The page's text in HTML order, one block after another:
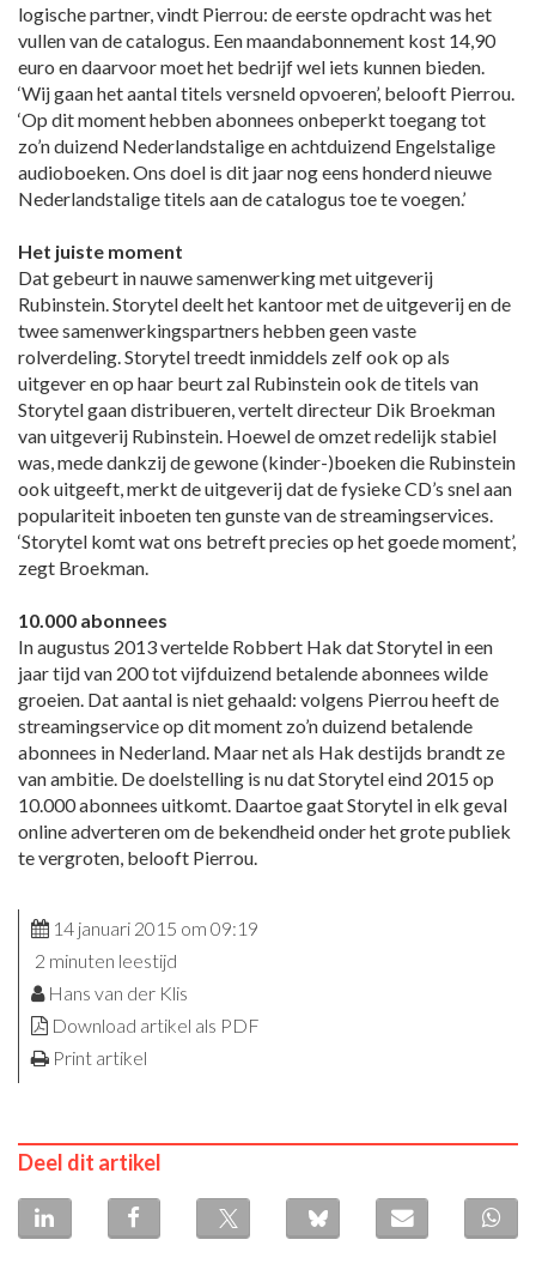
logische partner, vindt Pierrou: de eerste opdracht was het
vullen van de catalogus. Een maandabonnement kost 14,90
euro en daarvoor moet het bedrijf wel iets kunnen bieden.
‘Wij gaan het aantal titels versneld opvoeren’, belooft Pierrou.
‘Op dit moment hebben abonnees onbeperkt toegang tot
zo’n duizend Nederlandstalige en achtduizend Engelstalige
audioboeken. Ons doel is dit jaar nog eens honderd nieuwe
Nederlandstalige titels aan de catalogus toe te voegen.’
Het juiste moment
Dat gebeurt in nauwe samenwerking met uitgeverij
Rubinstein. Storytel deelt het kantoor met de uitgeverij en de
twee samenwerkingspartners hebben geen vaste
rolverdeling. Storytel treedt inmiddels zelf ook op als
uitgever en op haar beurt zal Rubinstein ook de titels van
Storytel gaan distribueren, vertelt directeur Dik Broekman
van uitgeverij Rubinstein. Hoewel de omzet redelijk stabiel
was, mede dankzij de gewone (kinder-)boeken die Rubinstein
ook uitgeeft, merkt de uitgeverij dat de fysieke CD’s snel aan
populariteit inboeten ten gunste van de streamingservices.
‘Storytel komt wat ons betreft precies op het goede moment’,
zegt Broekman.
10.000 abonnees
In augustus 2013 vertelde Robbert Hak dat Storytel in een
jaar tijd van 200 tot vijfduizend betalende abonnees wilde
groeien. Dat aantal is niet gehaald: volgens Pierrou heeft de
streamingservice op dit moment zo’n duizend betalende
abonnees in Nederland. Maar net als Hak destijds brandt ze
van ambitie. De doelstelling is nu dat Storytel eind 2015 op
10.000 abonnees uitkomt. Daartoe gaat Storytel in elk geval
online adverteren om de bekendheid onder het grote publiek
te vergroten, belooft Pierrou.
14 januari 2015 om 09:19
2 minuten leestijd
Hans van der Klis
Download artikel als PDF
Print artikel
Deel dit artikel